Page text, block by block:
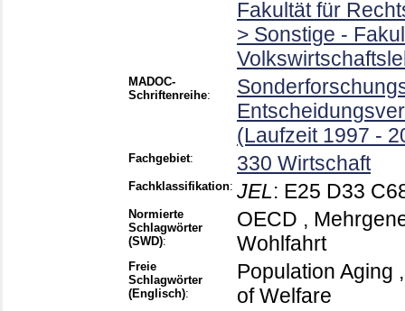
Fakultät für
> Sonstige -
MADOC-
Schriftenreihe:
(Laufzeit 1997 -
Fachgebiet: 330 Wirtschaft
Fachklassifikation: JEL: E25 D33
Normierte
Schlagwörter
(SWD):
OECD ,
Wohlfahrt
Freie
Schlagwörter
(Englisch):
Population Aging
of Welfare